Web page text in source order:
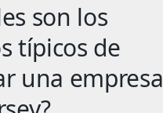
son los
típicos de
una empresa